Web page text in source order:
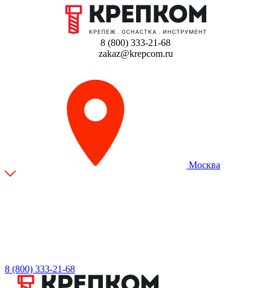
8 (800) 333-21-68
zakaz@krepcom.ru
Москва
8 (800) 333-21-68